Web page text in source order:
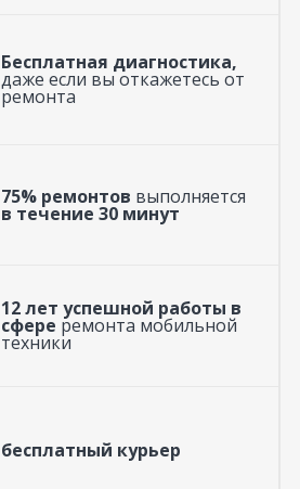
Бесплатная диагностика,
даже если вы откажетесь от
ремонта
75% ремонтов выполняется
в течение 30 минут
12 лет успешной работы в
сфере ремонта мобильной
техники
бесплатный курьер